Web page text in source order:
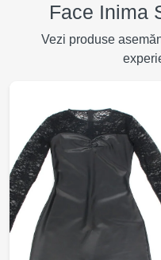
Face Inima
Vezi produse